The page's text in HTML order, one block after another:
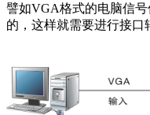
譬如VGA格式的电脑信
的，这样就需要进行接口